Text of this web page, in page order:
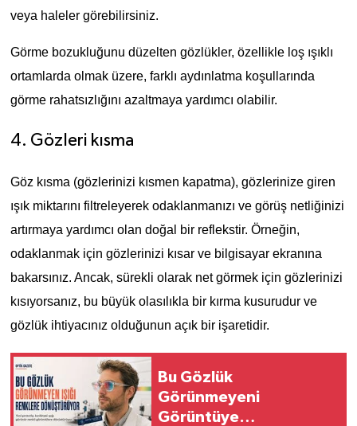
veya haleler görebilirsiniz.
Görme bozukluğunu düzelten gözlükler, özellikle loş ışıklı
ortamlarda olmak üzere, farklı aydınlatma koşullarında
görme rahatsızlığını azaltmaya yardımcı olabilir.
4. Gözleri kısma
Göz kısma (gözlerinizi kısmen kapatma), gözlerinize giren
ışık miktarını filtreleyerek odaklanmanızı ve görüş netliğinizi
artırmaya yardımcı olan doğal bir reflekstir. Örneğin,
odaklanmak için gözlerinizi kısar ve bilgisayar ekranına
bakarsınız. Ancak, sürekli olarak net görmek için gözlerinizi
kısıyorsanız, bu büyük olasılıkla bir kırma kusurudur ve
gözlük ihtiyacınız olduğunun açık bir işaretidir.
Bu Gözlük
Görünmeyeni
Görüntüye